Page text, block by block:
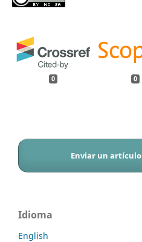
0 0
Enviar un artículo
Idioma
English